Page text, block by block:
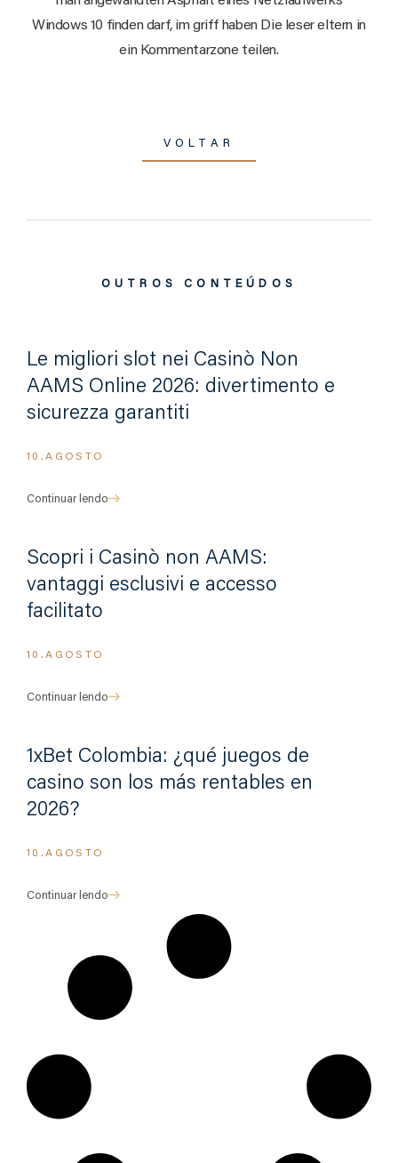
Windows 10 finden darf, im griff haben Die leser eltern in
ein Kommentarzone teilen.
VOLTAR
OUTROS CONTEÚDOS
Le migliori slot nei Casinò Non
AAMS Online 2026: divertimento e
sicurezza garantiti
10.AGOSTO
Continuar lendo
Scopri i Casinò non AAMS:
vantaggi esclusivi e accesso
facilitato
10.AGOSTO
Continuar lendo
1xBet Colombia: ¿qué juegos de
casino son los más rentables en
2026?
10.AGOSTO
Continuar lendo